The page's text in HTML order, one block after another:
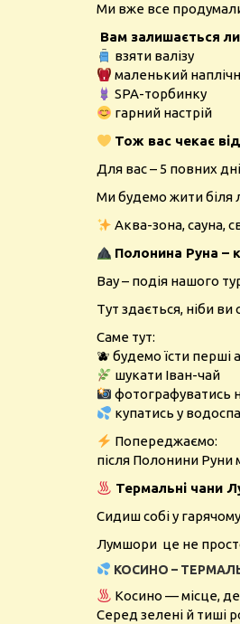
Ми вже все
Вам залишається
взяти валізу
маленький
SPA-торбинку
гарний настрій
Тож вас чекає
Для вас – 5 повних
Ми будемо жити біля
Аква-зона, сауна,
Полонина Руна –
Вау – подія нашого
Тут здається, ніби
Саме тут:
🫐 будемо їсти
шукати Іван-чай
фотографуватись
купатись у
Попереджаємо:
після Полонини Руни
Термальні чани
Сидиш собі у
Лумшори це не
КОСИНО –
Косино — місце,
Серед зелені й тиші